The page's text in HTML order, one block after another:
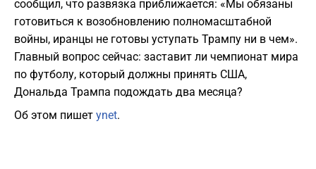
сообщил, что развязка приближается: «Мы обязаны
готовиться к возобновлению полномасштабной
войны, иранцы не готовы уступать Трампу ни в чем».
Главный вопрос сейчас: заставит ли чемпионат мира
по футболу, который должны принять США,
Дональда Трампа подождать два месяца?
Об этом пишет ynet.